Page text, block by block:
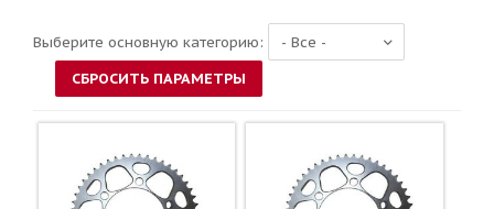
Выберите основную категорию: